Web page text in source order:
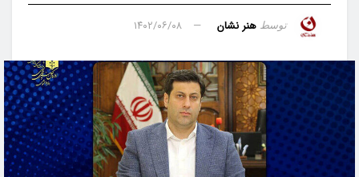
توسط هنر نشان ۱۴۰۲/۰۶/۰۸